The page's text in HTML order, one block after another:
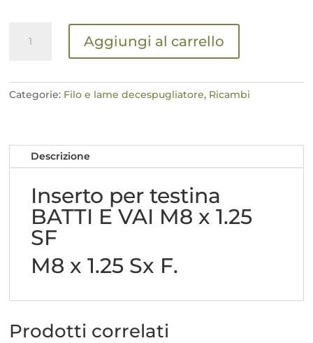
E
x
quantità
Aggiungi al carrello
Categorie: Filo e lame decespugliatore, Ricambi
Descrizione
Inserto per testina
BATTI E VAI M8 x 1.25
SF
M8 x1.25 Sx F.
Prodotti correlati